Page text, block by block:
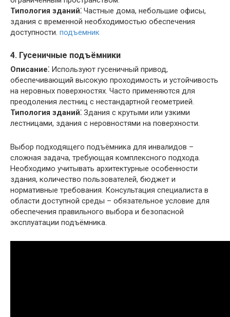
Типология зданий⁚ Частные дома, небольшие офисы,
здания с временной необходимостью обеспечения
доступности. подъемник
4. Гусеничные подъёмники
Описание⁚ Используют гусеничный привод,
обеспечивающий высокую проходимость и устойчивость
на неровных поверхностях. Часто применяются для
преодоления лестниц с нестандартной геометрией.
Типология зданий⁚ Здания с крутыми или узкими
лестницами, здания с неровностями на поверхности.
Выбор подходящего подъёмника для инвалидов –
сложная задача, требующая комплексного подхода.
Необходимо учитывать архитектурные особенности
здания, количество пользователей, бюджет и
нормативные требования. Консультация специалиста в
области доступной среды – обязательное условие для
обеспечения правильного выбора и безопасной
эксплуатации подъёмника.